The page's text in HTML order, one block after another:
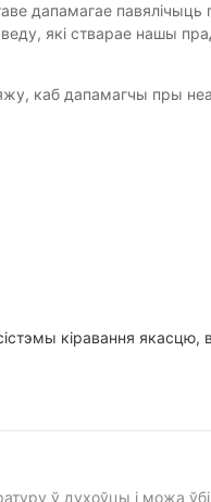
дапамагае павялічыць
які стварае нашы
каб дапамагчы пры
кіравання якасцю,